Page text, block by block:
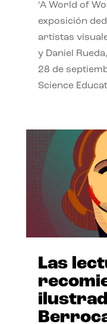
‘A World of
exposición
artistas
y Daniel
28 de
Science
Las